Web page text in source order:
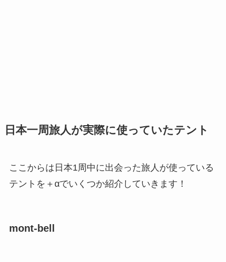
日本一周旅人が実際に使っていたテント
ここからは日本1周中に出会った旅人が使っている
テントを＋αでいくつか紹介していきます！
mont-bell